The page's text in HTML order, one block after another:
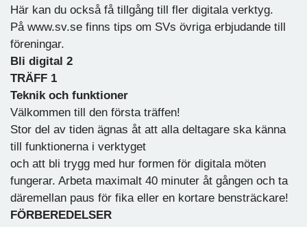
Här kan du också få tillgång till fler digitala verktyg.
På www.sv.se finns tips om SVs övriga erbjudande till
föreningar.
Bli digital 2
TRÄFF 1
Teknik och funktioner
Välkommen till den första träffen!
Stor del av tiden ägnas åt att alla deltagare ska känna
till funktionerna i verktyget
och att bli trygg med hur formen för digitala möten
fungerar. Arbeta maximalt 40 minuter åt gången och ta
däremellan paus för fika eller en kortare bensträckare!
FÖRBEREDELSER